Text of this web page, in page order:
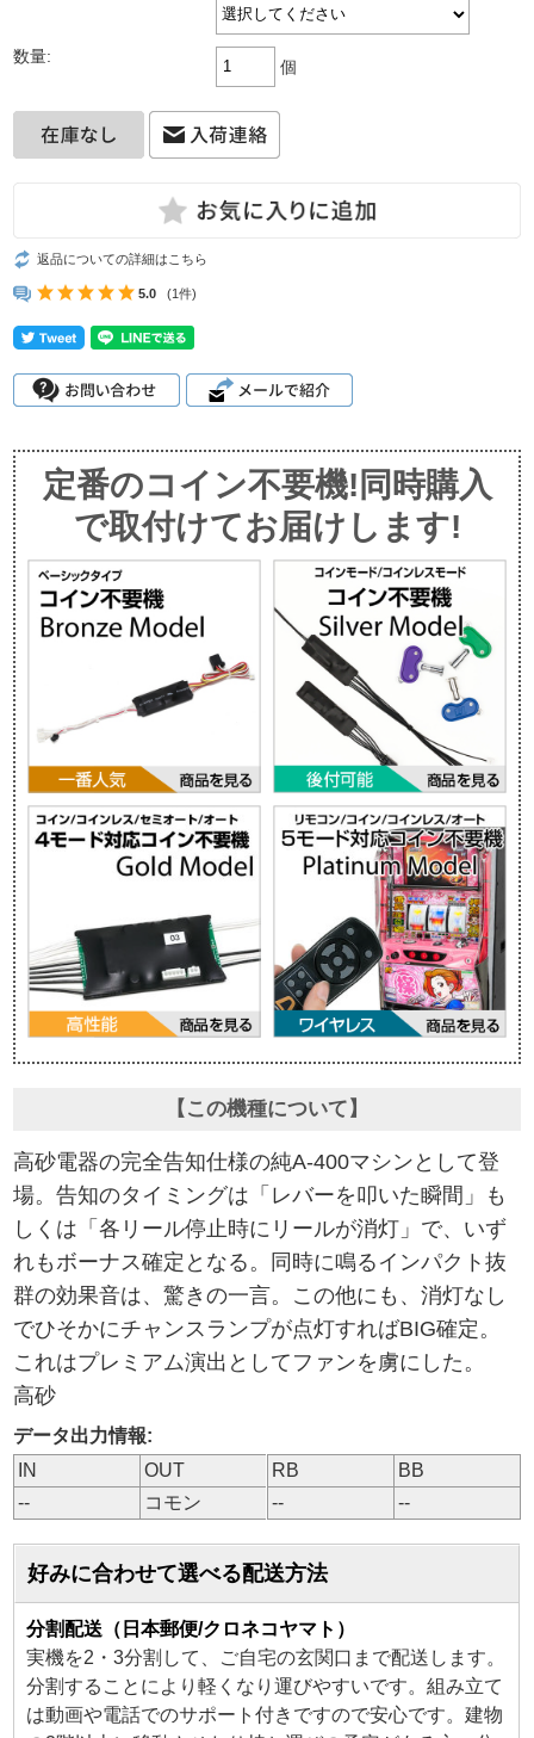
数量:
個
返品についての詳細はこちら
5.0 (1件)
定番のコイン不要機!同時購入
で取付けてお届けします!
【この機種について】
高砂電器の完全告知仕様の純A-400マシンとして登
場。告知のタイミングは「レバーを叩いた瞬間」も
しくは「各リール停止時にリールが消灯」で、いず
れもボーナス確定となる。同時に鳴るインパクト抜
群の効果音は、驚きの一言。この他にも、消灯なし
でひそかにチャンスランプが点灯すればBIG確定。
これはプレミアム演出としてファンを虜にした。
高砂
データ出力情報:
IN
OUT RB
BB
--
コモン -- --
好みに合わせて選べる配送方法
分割配送（日本郵便/クロネコヤマト）
実機を2・3分割して、ご自宅の玄関口まで配送します。
分割することにより軽くなり運びやすいです。組み立て
は動画や電話でのサポート付きですので安心です。建物